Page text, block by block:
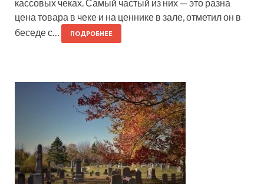
кассовых чеках. Самый частый из них — это разна
цена товара в чеке и на ценнике в зале, отметил он в
беседе с…
ПОДРОБНЕЕ